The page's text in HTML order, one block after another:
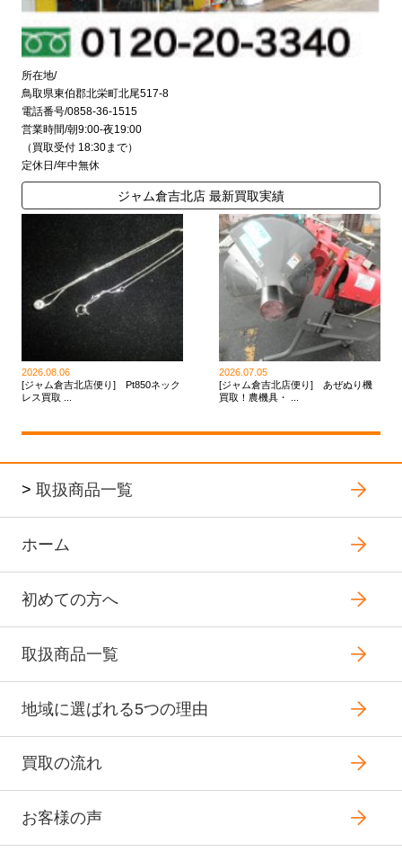
所在地/
鳥取県東伯郡北栄町北尾517-8
電話番号/0858-36-1515
営業時間/朝9:00-夜19:00
（買取受付 18:30まで）
定休日/年中無休
ジャム倉吉北店 最新買取実績
2026.08.06
[ジャム倉吉北店便り] Pt850ネック
レス買取 ...
2026.07.05
[ジャム倉吉北店便り] あぜぬり機
買取！農機具・ ...
> 取扱商品一覧
ホーム
初めての方へ
取扱商品一覧
地域に選ばれる5つの理由
買取の流れ
お客様の声